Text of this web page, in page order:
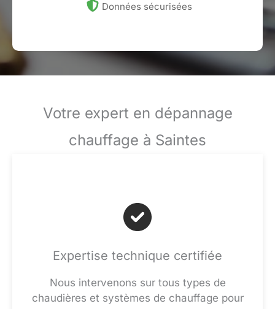
Données sécurisées
Votre expert en dépannage
chauffage à Saintes
Expertise technique certifiée
Nous intervenons sur tous types de
chaudières et systèmes de chauffage pour